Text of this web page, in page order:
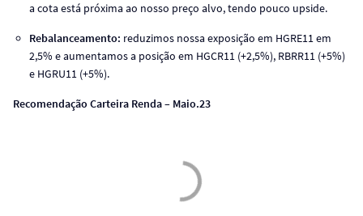
a cota está próxima ao nosso preço alvo, tendo pouco upside.
Rebalanceamento: reduzimos nossa exposição em HGRE11 em
2,5% e aumentamos a posição em HGCR11 (+2,5%), RBRR11 (+5%)
e HGRU11 (+5%).
Recomendação Carteira Renda – Maio.23